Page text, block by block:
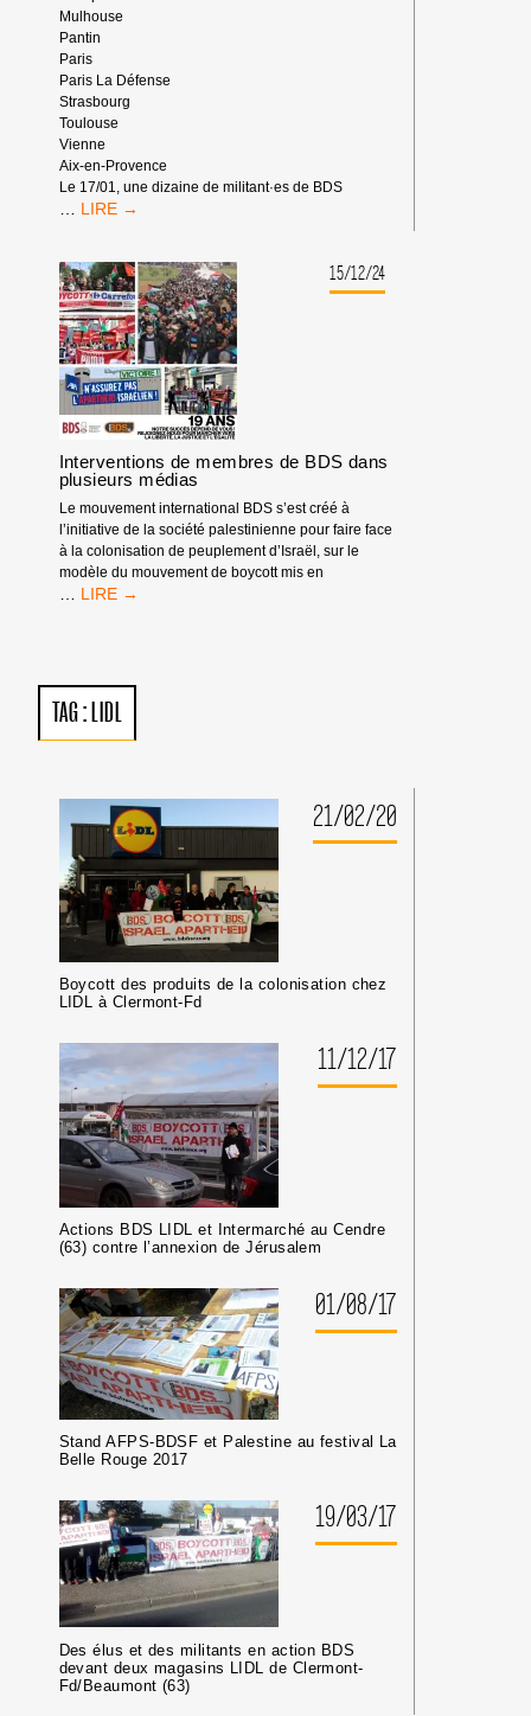
Mulhouse
Pantin
Paris
Paris La Défense
Strasbourg
Toulouse
Vienne
Aix-en-Provence
Le 17/01, une dizaine de militant·es de BDS
[EN
ACTIONS
BANQUE
COMPLICE
EN
2025
15/12/24
Interventions de membres de BDS dans
plusieurs médias
Le mouvement international BDS s’est créé à
l’initiative de la société palestinienne pour faire face
à la colonisation de peuplement d’Israël, sur le
modèle du mouvement de boycott mis en
INTERVENTIONS
DANS
PLUSIEURS
MÉDIAS
TAG : LIDL
21/02/20
Boycott des produits de la colonisation chez
LIDL à Clermont-Fd
11/12/17
Actions BDS LIDL et Intermarché au Cendre
(63) contre l’annexion de Jérusalem
01/08/17
Stand AFPS-BDSF et Palestine au festival La
Belle Rouge 2017
19/03/17
Des élus et des militants en action BDS
devant deux magasins LIDL de Clermont-
Fd/Beaumont (63)